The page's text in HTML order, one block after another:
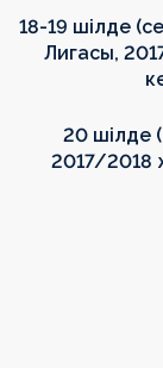
18-19 шілде
Лигасы,
20 шілде
2017/2018